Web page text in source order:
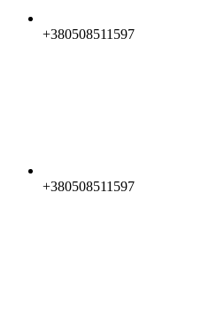
+380508511597
+380508511597